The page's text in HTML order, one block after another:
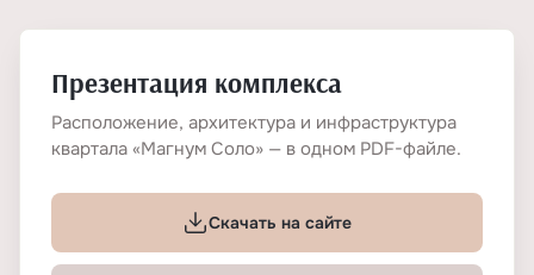
Презентация комплекса
Расположение, архитектура и инфраструктура
квартала «Магнум Соло» — в одном PDF-файле.
Скачать на сайте